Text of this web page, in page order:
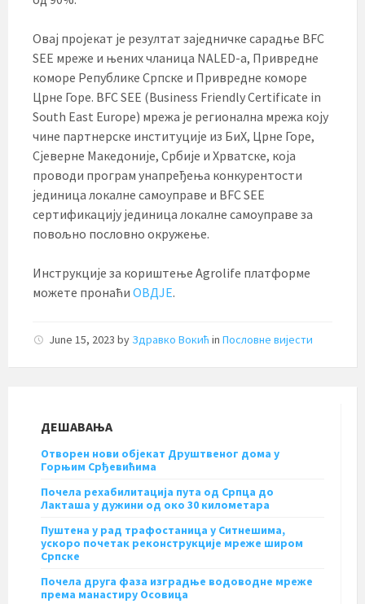
Овај пројекат је резултат заједничке сарадње BFC
SEE мреже и њених чланица NALED-а, Привредне
коморе Републике Српске и Привредне коморе
Црне Горе. BFC SEE (Business Friendly Certificate in
South East Europe) мрежа је регионална мрежа коју
чине партнерске институције из БиХ, Црне Горе,
Сјеверне Македоније, Србије и Хрватске, која
проводи програм унапређења конкурентости
јединица локалне самоуправе и BFC SEE
сертификацију јединица локалне самоуправе за
повољно пословно окружење.
Инструкције за кориштење Agrolife платформе
можете пронаћи ОВДЈЕ.
June 15, 2023 by Здравко Вокић in Пословне вијести
ДЕШАВАЊА
Отворен нови објекат Друштвеног дома у
Горњим Срђевићима
Почела рехабилитација пута од Српца до
Лакташа у дужини од око 30 километара
Пуштена у рад трафостаница у Ситнешима,
ускоро почетак реконструкције мреже широм
Српске
Почела друга фаза изградње водоводне мреже
према манастиру Осовица